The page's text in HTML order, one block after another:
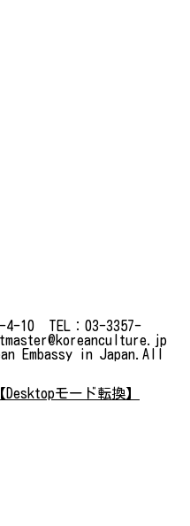
4-10 TEL：03-3357-
Embassy in Japan.All
【Desktopモード転換】